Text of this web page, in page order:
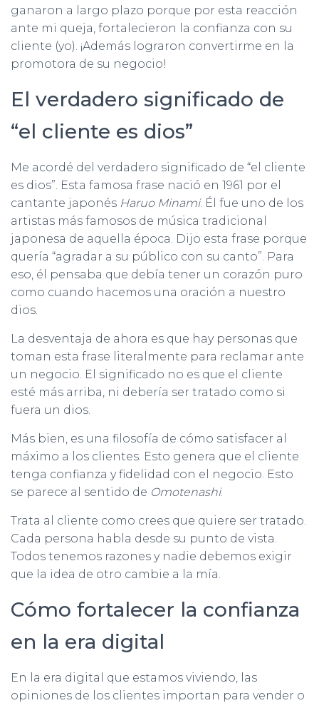
ganaron a largo plazo porque por esta reacción
ante mi queja, fortalecieron la confianza con su
cliente (yo). ¡Además lograron convertirme en la
promotora de su negocio!
El verdadero significado de
“el cliente es dios”
Me acordé del verdadero significado de “el cliente
es dios”. Esta famosa frase nació en 1961 por el
cantante japonés Haruo Minami. Él fue uno de los
artistas más famosos de música tradicional
japonesa de aquella época. Dijo esta frase porque
quería “agradar a su público con su canto”. Para
eso, él pensaba que debía tener un corazón puro
como cuando hacemos una oración a nuestro
dios.
La desventaja de ahora es que hay personas que
toman esta frase literalmente para reclamar ante
un negocio. El significado no es que el cliente
esté más arriba, ni debería ser tratado como si
fuera un dios.
Más bien, es una filosofía de cómo satisfacer al
máximo a los clientes. Esto genera que el cliente
tenga confianza y fidelidad con el negocio. Esto
se parece al sentido de Omotenashi.
Trata al cliente como crees que quiere ser tratado.
Cada persona habla desde su punto de vista.
Todos tenemos razones y nadie debemos exigir
que la idea de otro cambie a la mía.
Cómo fortalecer la confianza
en la era digital
En la era digital que estamos viviendo, las
opiniones de los clientes importan para vender o